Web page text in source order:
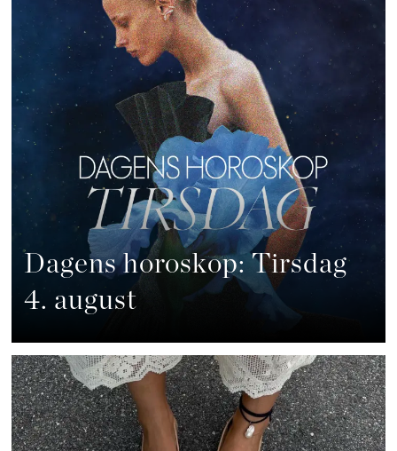
Dagens horoskop: Tirsdag
4. august